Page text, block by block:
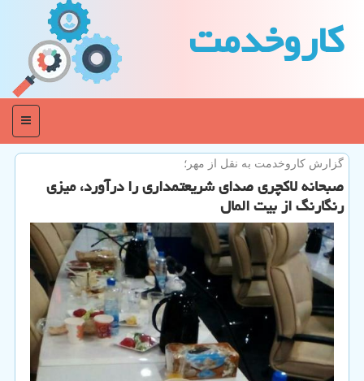
كاروخدمت
منو
گزارش كاروخدمت به نقل از مهر؛
صبحانه لاكچری صدای شریعتمداری را درآورد، میزی
رنگارنگ از بیت المال